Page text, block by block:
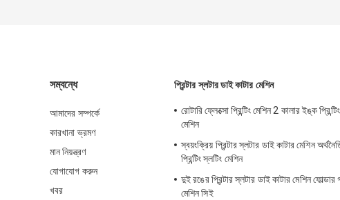
সম্বন্ধে
আমাদের সম্পর্কে
কারখানা ভ্রমণ
মান নিয়ন্ত্রণ
যোগাযোগ করুন
খবর
প্রিন্টার স্লটার ডাই কাটার মেশিন
রোটারি ফ্লেক্সো প্রিন্টিং মেশিন 2 কালার ইঙ্ক
মেশিন
স্বয়ংক্রিয় প্রিন্টার স্লটার ডাই কাটার মেশিন
প্রিন্টিং স্লটিং মেশিন
দুই রঙের প্রিন্টার স্লটার ডাই কাটার মেশিন ফোল্ডার
মেশিন সিই